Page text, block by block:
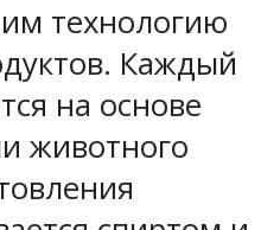
технологию
Каждый
на основе
животного